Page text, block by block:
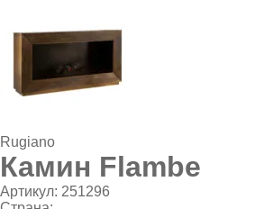
Rugiano
Камин Flambe
Артикул: 251296